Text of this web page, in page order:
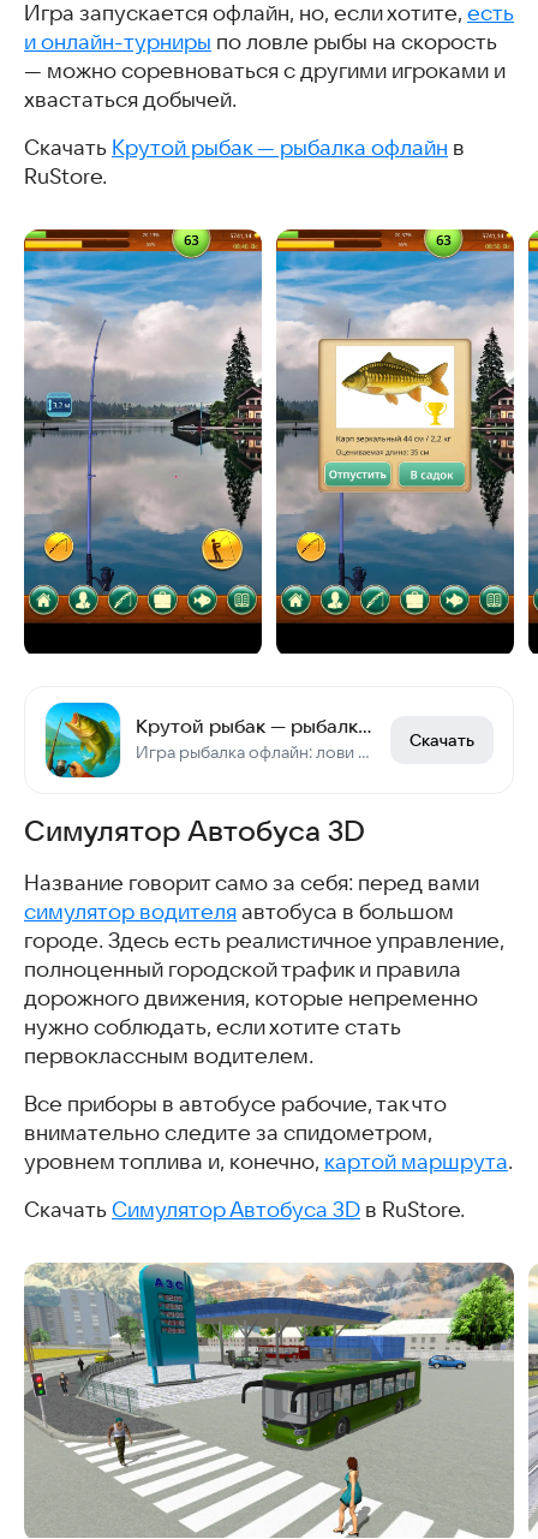
Игра запускается офлайн, но, если хотите, есть
и онлайн-турниры по ловле рыбы на скорость
— можно соревноваться с другими игроками и
хвастаться добычей.
Скачать Крутой рыбак — рыбалка офлайн в
RuStore.
Крутой рыбак — рыбалка офлайн
Игра рыбалка офлайн: лови рыбу, участвуй в турнирах и прокачивай снасти.
Скачать
Симулятор Автобуса 3D
Название говорит само за себя: перед вами
симулятор водителя автобуса в большом
городе. Здесь есть реалистичное управление,
полноценный городской трафик и правила
дорожного движения, которые непременно
нужно соблюдать, если хотите стать
первоклассным водителем.
Все приборы в автобусе рабочие, так что
внимательно следите за спидометром,
уровнем топлива и, конечно, картой маршрута.
Скачать Симулятор Автобуса 3D в RuStore.